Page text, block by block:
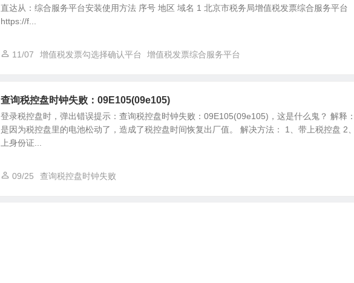
直达从：综合服务平台安装使用方法 序号 地区 域名 1 北京市税务局增值税发票综合服务平台
https://f...
11/07 增值税发票勾选择确认平台 增值税发票综合服务平台
查询税控盘时钟失败：09E105(09e105)
登录税控盘时，弹出错误提示：查询税控盘时钟失败：09E105(09e105)，这是什么鬼？ 解释
是因为税控盘里的电池松动了，造成了税控盘时间恢复出厂值。 解决方法： 1、带上税控盘 2
上身份证...
09/25 查询税控盘时钟失败